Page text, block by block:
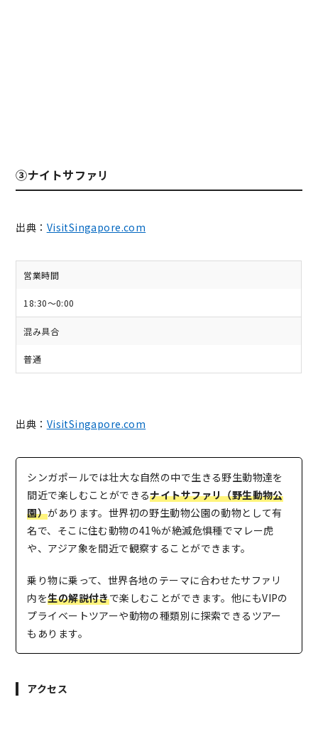
③ナイトサファリ
出典： VisitSingapore.com
営業時間
18:30～0:00
混み具合
普通
出典： VisitSingapore.com
シンガポールでは壮大な自然の中で生きる野生動物達を
間近で楽しむことができるナイトサファリ（野生動物公
園）があります。世界初の野生動物公園の動物として有
名で、そこに住む動物の41%が絶滅危惧種でマレー虎
や、アジア象を間近で観察することができます。
乗り物に乗って、世界各地のテーマに合わせたサファリ
内を生の解説付きで楽しむことができます。他にもVIPの
プライベートツアーや動物の種類別に探索できるツアー
もあります。
アクセス